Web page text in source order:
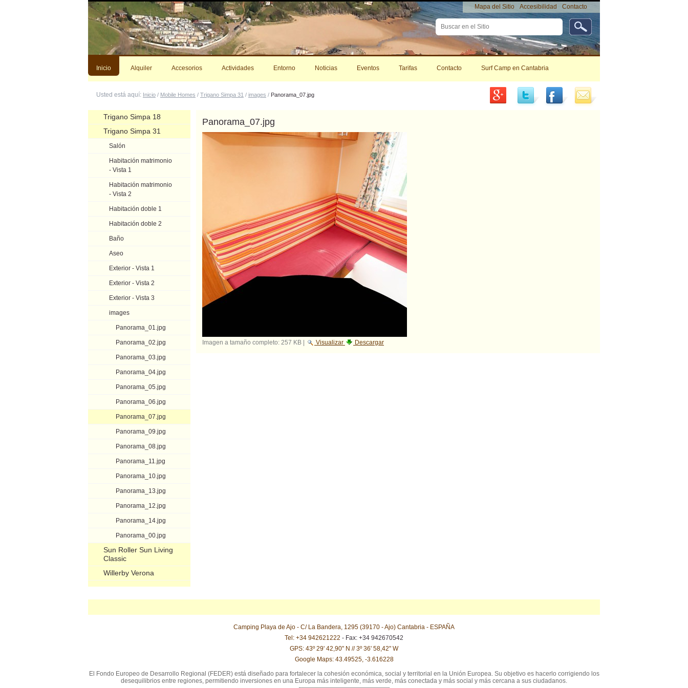
Cambiar
contenido.
Buscar
Búsqueda
Avanzada…
Mapa del Sitio Accesibilidad Contacto
Herramientas
Inicio Alquiler Accesorios Actividades Entorno Noticias Eventos Tarifas Contacto Surf Camp en Cantabria
Usted está aquí: Inicio / Mobile Homes / Trigano Simpa 31 / images / Panorama_07.jpg
Panorama_07.jpg
Imagen a tamaño completo: 257 KB Visualizar Descargar
Navegación
Trigano Simpa 18
Trigano Simpa 31
Salón
Habitación matrimonio
- Vista 1
Habitación matrimonio
- Vista 2
Habitación doble 1
Habitación doble 2
Baño
Aseo
Exterior - Vista 1
Exterior - Vista 2
Exterior - Vista 3
images
Panorama_01.jpg
Panorama_02.jpg
Panorama_03.jpg
Panorama_04.jpg
Panorama_05.jpg
Panorama_06.jpg
Panorama_07.jpg
Panorama_09.jpg
Panorama_08.jpg
Panorama_11.jpg
Panorama_10.jpg
Panorama_13.jpg
Panorama_12.jpg
Panorama_14.jpg
Panorama_00.jpg
Sun Roller Sun Living
Classic
Willerby Verona
Camping Playa de Ajo - C/ La Bandera, 1295 (39170 - Ajo) Cantabria - ESPAÑA
Tel: +34 942621222 - Fax: +34 942670542
GPS: 43º 29' 42,90" N // 3º 36' 58,42" W
Google Maps: 43.49525, -3.616228
El Fondo Europeo de Desarrollo Regional (FEDER) está diseñado para fortalecer la cohesión económica, social y territorial en la Unión Europea. Su objetivo es hacerlo corrigiendo los
desequilibrios entre regiones, permitiendo inversiones en una Europa más inteligente, más verde, más conectada y más social y más cercana a sus ciudadanos.